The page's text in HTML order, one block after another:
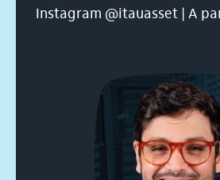
Instagram @itauasset | A